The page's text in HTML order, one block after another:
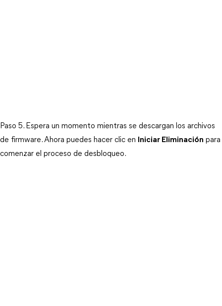
Paso 5. Espera un momento mientras se descargan los archivos
de firmware. Ahora puedes hacer clic en
Iniciar Eliminación para
comenzar el proceso de desbloqueo.